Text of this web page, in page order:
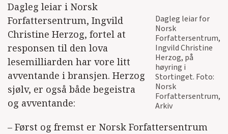
Dagleg leiar for
Norsk
Forfattersentrum,
Ingvild Christine
Herzog, på
høyring i
Stortinget. Foto:
Norsk
Forfattersentrum,
Arkiv
Dagleg leiar i Norsk
Forfattersentrum, Ingvild
Christine Herzog, fortel at
responsen til den lova
lesemilliarden har vore litt
avventande i bransjen. Herzog
sjølv, er også både begeistra
og avventande:
– Først og fremst er Norsk Forfattersentrum